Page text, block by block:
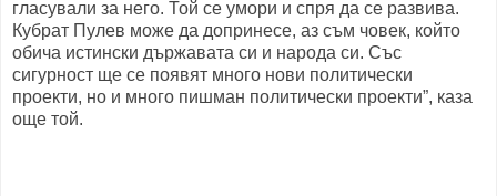
гласували за него. Той се умори и спря да се развива.
Кубрат Пулев може да допринесе, аз съм човек, който
обича истински държавата си и народа си. Със
сигурност ще се появят много нови политически
проекти, но и много пишман политически проекти”, каза
още той.